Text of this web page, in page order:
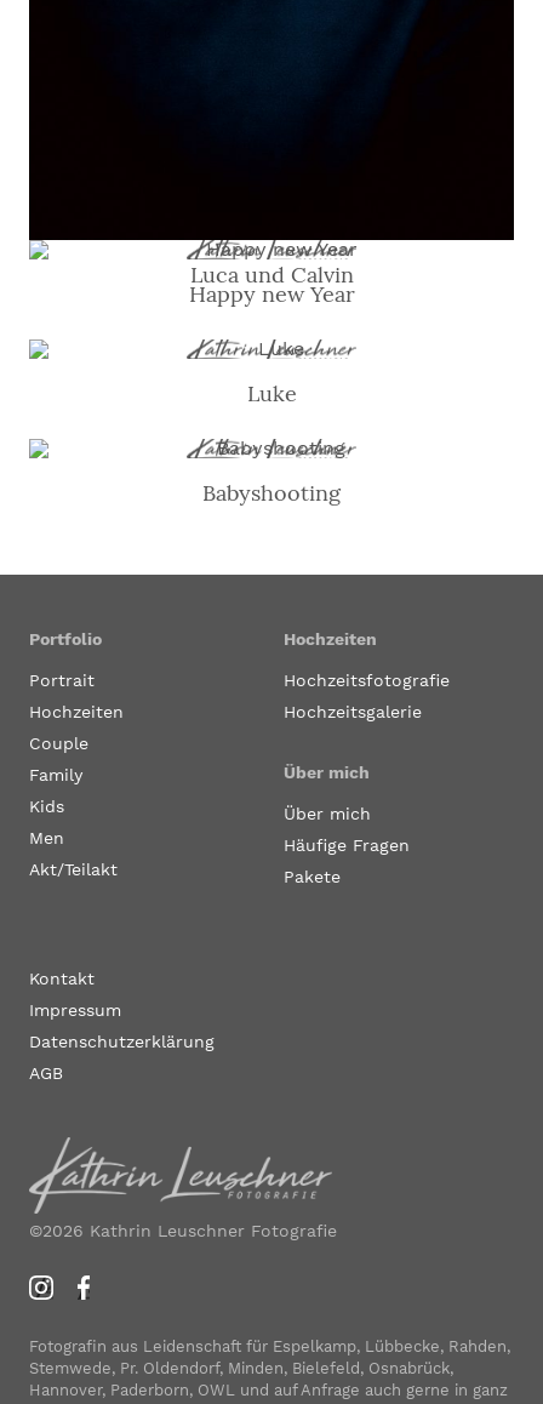
Luca und Calvin
Happy new Year
Luke
Babyshooting
Portfolio
Portrait
Hochzeiten
Couple
Family
Kids
Men
Akt/Teilakt
Hochzeiten
Hochzeitsfotografie
Hochzeitsgalerie
Über mich
Über mich
Häufige Fragen
Pakete
Kontakt
Impressum
Datenschutzerklärung
AGB
©2026 Kathrin Leuschner Fotografie
Fotografin aus Leidenschaft für Espelkamp, Lübbecke, Rahden,
Stemwede, Pr. Oldendorf, Minden, Bielefeld, Osnabrück,
Hannover, Paderborn, OWL und auf Anfrage auch gerne in ganz